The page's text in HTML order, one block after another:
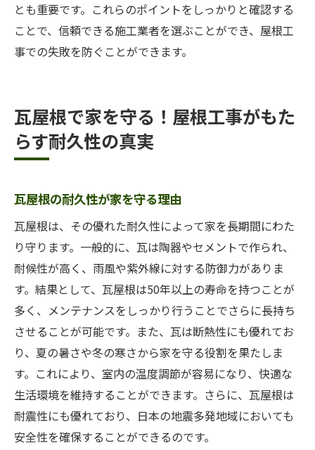
とも重要です。これらのポイントをしっかりと確認する
ことで、信頼できる施工業者を選ぶことができ、屋根工
事での失敗を防ぐことができます。
瓦屋根で家を守る！屋根工事がもた
らす耐久性の真実
瓦屋根の耐久性が家を守る理由
瓦屋根は、その優れた耐久性によって家を長期間にわた
り守ります。一般的に、瓦は陶器やセメントで作られ、
耐候性が高く、雨風や紫外線に対する防御力がありま
す。結果として、瓦屋根は50年以上の寿命を持つことが
多く、メンテナンスをしっかり行うことでさらに長持ち
させることが可能です。また、瓦は断熱性にも優れてお
り、夏の暑さや冬の寒さから家を守る役割を果たしま
す。これにより、室内の温度調節が容易になり、快適な
生活環境を維持することができます。さらに、瓦屋根は
耐震性にも優れており、日本の地震多発地域においても
安全性を確保することができるのです。